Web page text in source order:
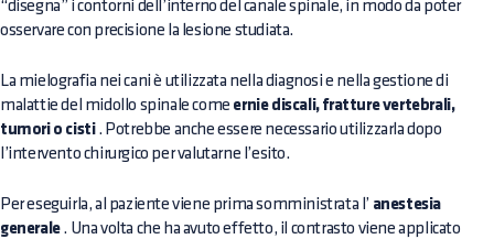
“disegna” i contorni dell’interno del canale spinale, in modo da poter
osservare con precisione la lesione studiata.
La mielografia nei cani è utilizzata nella diagnosi e nella gestione di
malattie del midollo spinale come ernie discali, fratture vertebrali,
tumori o cisti. Potrebbe anche essere necessario utilizzarla dopo
l’intervento chirurgico per valutarne l’esito.
Per eseguirla, al paziente viene prima somministrata l’ anestesia
generale. Una volta che ha avuto effetto, il contrasto viene applicato